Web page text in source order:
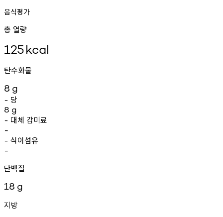
음식평가
총 열량
125kcal
탄수화물
8 g
- 당
8 g
- 대체 감미료
-
- 식이섬유
-
단백질
18 g
지방